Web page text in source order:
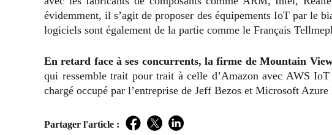
évidemment, il s’agit de proposer des équipements IoT par le
logiciels sont également de la partie comme le Français
En retard face à ses concurrents, la firme de Mountain
qui ressemble trait pour trait à celle d’Amazon avec AWS
chargé occupé par l’entreprise de Jeff Bezos et Microsoft Azure
Partager l'article : Facebook
TwitterLinkedIn